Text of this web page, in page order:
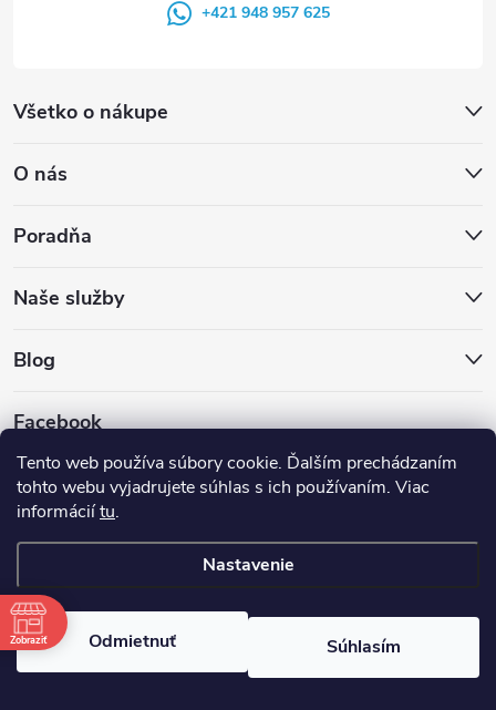
Tento web používa súbory cookie. Ďalším prechádzaním
tohto webu vyjadrujete súhlas s ich používaním. Viac
informáciítu.
Nastavenie
Odmietnuť Súhlasím
Všetko o nákupe
O nás
Poradňa
Naše služby
Blog
Facebook
+421 948 957 625
Copyright 2026 Hokejovekorcule.sk. Všetky práva vyhradené.
Zobraziť